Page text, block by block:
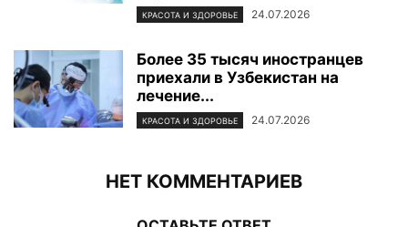
КРАСОТА И ЗДОРОВЬЕ 24.07.2026
Более 35 тысяч иностранцев
приехали в Узбекистан на
лечение...
КРАСОТА И ЗДОРОВЬЕ 24.07.2026
НЕТ КОММЕНТАРИЕВ